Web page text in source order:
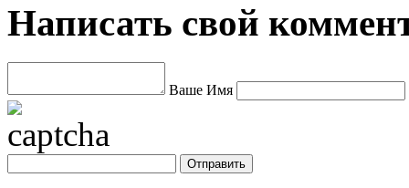
Написать свой
Ваше Имя